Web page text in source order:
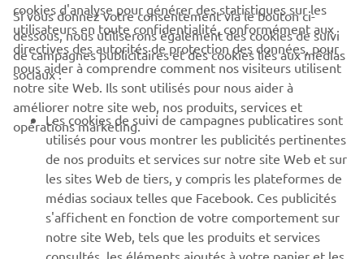
cookies d'analyse pour générer des statistiques sur les
utilisateurs en toute confidentialité, conformément aux
directives des autorités de protection des données, pour
nous aider à comprendre comment nos visiteurs utilisent
notre site Web. Ils sont utilisés pour nous aider à
améliorer notre site web, nos produits, services et
opérations marketing.
Si vous donnez votre consentement via le bouton ci-
dessous, nous utiliserons également des cookies de suivi
de campagnes publicitaires et des cookies liés aux médias
sociaux :
Les cookies de suivi de campagnes publicatires sont
utilisés pour vous montrer les publicités pertinentes
de nos produits et services sur notre site Web et sur
les sites Web de tiers, y compris les plateformes de
médias sociaux telles que Facebook. Ces publicités
s'affichent en fonction de votre comportement sur
notre site Web, tels que les produits et services
consultés, les éléments ajoutés à votre panier et les